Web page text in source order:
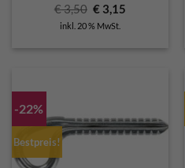
€3,50 Ursprünglicher
Preis
war:
€ 3,15
inkl. 20 % MwSt.
-22%
Bestpreis!